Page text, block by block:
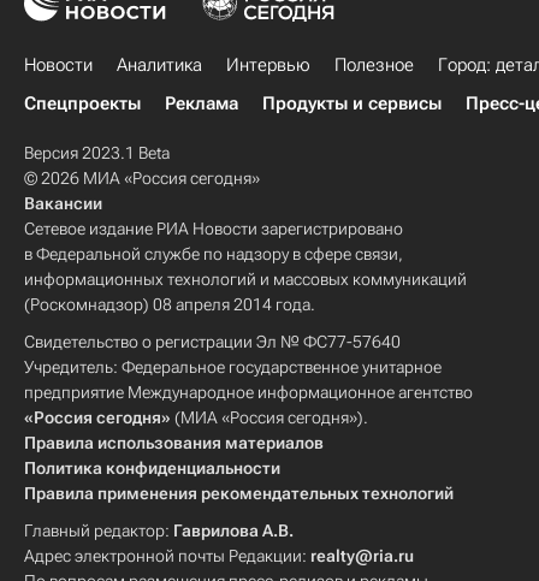
Новости Аналитика Интервью Полезное
Город:
Спецпроекты
Реклама Продукты и сервисы Пресс-
Версия 2023.1 Beta
© 2026 МИА «Россия сегодня»
Вакансии
Сетевое издание РИА Новости зарегистрировано
в Федеральной службе по надзору в сфере связи,
информационных технологий и массовых коммуникаций
(Роскомнадзор) 08 апреля 2014 года.
Свидетельство о регистрации Эл № ФС77-57640
Учредитель: Федеральное государственное унитарное
предприятие Международное информационное агентство
«Россия сегодня» (МИА «Россия сегодня»).
Правила использования материалов
Политика конфиденциальности
Правила применения рекомендательных технологий
Главный редактор: Гаврилова А.В.
Адрес электронной почты Редакции: realty@ria.ru